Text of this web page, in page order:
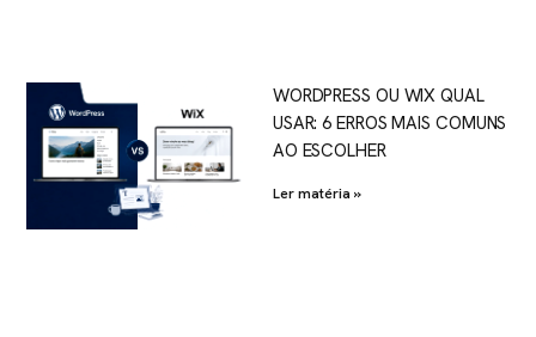
WORDPRESS OU WIX QUAL
USAR: 6 ERROS MAIS COMUNS
AO ESCOLHER
Ler matéria »